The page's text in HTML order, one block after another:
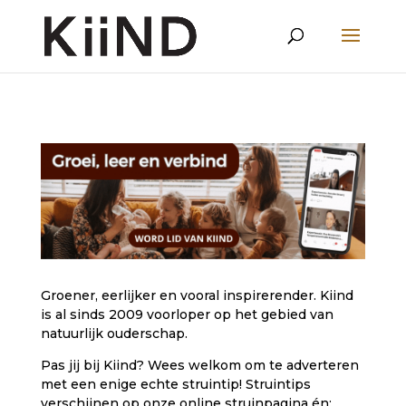
Groener, eerlijker en vooral inspirerender. Kiind
is al sinds 2009 voorloper op het gebied van
natuurlijk ouderschap.
Pas jij bij Kiind? Wees welkom om te adverteren
met een enige echte struintip! Struintips